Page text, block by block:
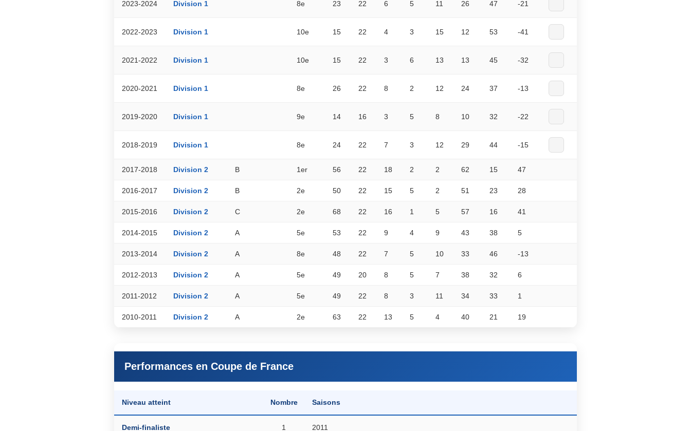
2023-2024 Division 1 8e 23 22 6 5 11 26 47 -21
2022-2023 Division 1 10e 15 22 4 3 15 12 53 -41
2021-2022 Division 1 10e 15 22 3 6 13 13 45 -32
2020-2021 Division 1 8e 26 22 8 2 12 24 37 -13
2019-2020 Division 1 9e 14 16 3 5 8 10 32 -22
2018-2019 Division 1 8e 24 22 7 3 12 29 44 -15
2017-2018 Division 2 B 1er 56 22 18 2 2 62 15 47
2016-2017 Division 2 B 2e 50 22 15 5 2 51 23 28
2015-2016 Division 2 C 2e 68 22 16 1 5 57 16 41
2014-2015 Division 2 A 5e 53 22 9 4 9 43 38 5
2013-2014 Division 2 A 8e 48 22 7 5 10 33 46 -13
2012-2013 Division 2 A 5e 49 20 8 5 7 38 32 6
2011-2012 Division 2 A 5e 49 22 8 3 11 34 33 1
2010-2011 Division 2 A 2e 63 22 13 5 4 40 21 19
Performances en Coupe de France
Niveau atteint Nombre Saisons
Demi-finaliste 1 2011